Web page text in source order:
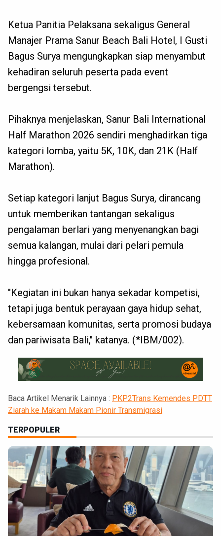
Ketua Panitia Pelaksana sekaligus General
Manajer Prama Sanur Beach Bali Hotel, I Gusti
Bagus Surya mengungkapkan siap menyambut
kehadiran seluruh peserta pada event
bergengsi tersebut.
Pihaknya menjelaskan, Sanur Bali International
Half Marathon 2026 sendiri menghadirkan tiga
kategori lomba, yaitu 5K, 10K, dan 21K (Half
Marathon).
Setiap kategori lanjut Bagus Surya, dirancang
untuk memberikan tantangan sekaligus
pengalaman berlari yang menyenangkan bagi
semua kalangan, mulai dari pelari pemula
hingga profesional.
"Kegiatan ini bukan hanya sekadar kompetisi,
tetapi juga bentuk perayaan gaya hidup sehat,
kebersamaan komunitas, serta promosi budaya
dan pariwisata Bali," katanya. (*IBM/002).
Baca Artikel Menarik Lainnya : PKP2Trans Kemendes PDTT
Ziarah ke Makam Makam Pionir Transmigrasi
TERPOPULER